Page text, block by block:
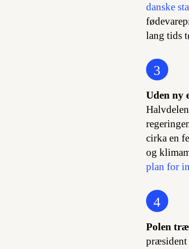
danske
lang tids
3
Uden ny
cirka en
og
plan for
4
Polen
præsident